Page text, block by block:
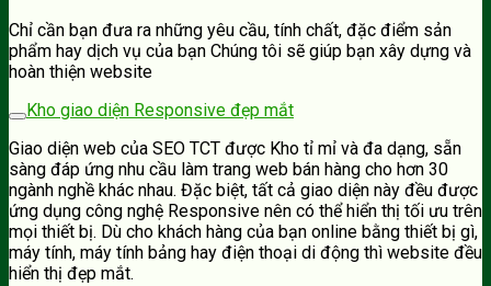
Chỉ cần bạn đưa ra những yêu cầu, tính chất, đặc điểm sản
phẩm hay dịch vụ của bạn Chúng tôi sẽ giúp bạn xây dựng và
hoàn thiện website
Kho giao diện Responsive đẹp mắt
Giao diện web của SEO TCT được Kho tỉ mỉ và đa dạng, sẵn
sàng đáp ứng nhu cầu làm trang web bán hàng cho hơn 30
ngành nghề khác nhau. Đặc biệt, tất cả giao diện này đều được
ứng dụng công nghệ Responsive nên có thể hiển thị tối ưu trên
mọi thiết bị. Dù cho khách hàng của bạn online bằng thiết bị gì,
máy tính, máy tính bảng hay điện thoại di động thì website đều
hiển thị đẹp mắt.